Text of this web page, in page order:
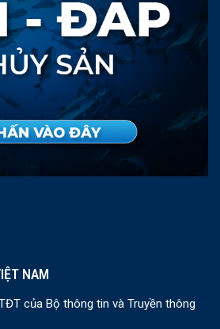
NAM
của Bộ thông tin và Truyền thông